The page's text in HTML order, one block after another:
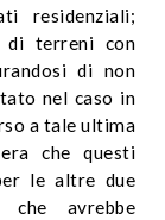
residenziali;
di terreni con
di non
nel caso in
a tale ultima
che questi
le altre due
che avrebbe